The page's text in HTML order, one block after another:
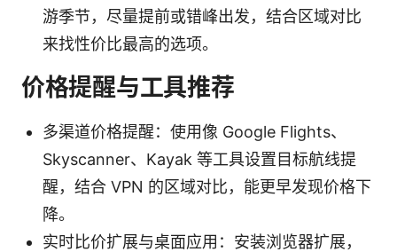
游季节，尽量提前或错峰出发，结合区域对比
来找性价比最高的选项。
价格提醒与工具推荐
多渠道价格提醒：使用像 Google Flights、
Skyscanner、Kayak 等工具设置目标航线提
醒，结合 VPN 的区域对比，能更早发现价格下
降。
实时比价扩展与桌面应用：安装浏览器扩展，